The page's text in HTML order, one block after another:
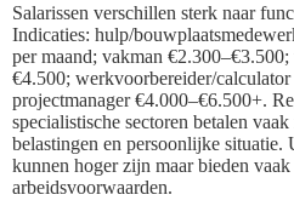
Salarissen verschillen sterk naar
Indicaties: hulp/
per maand; vakman
€4.500; werkvoorbereider/
projectmanager €4.000–€6.500+.
specialistische sectoren betalen
belastingen en persoonlijke situatie.
kunnen hoger zijn maar bieden
arbeidsvoorwaarden.